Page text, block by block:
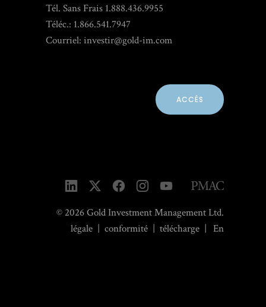
Tél. Sans Frais 1.888.436.9955
Téléc.: 1.866.541.7947
Courriel: investir@gold-im.com
ACCÉS
© 2026 Gold Investment Management Ltd.
légale | conformité | télécharge | En